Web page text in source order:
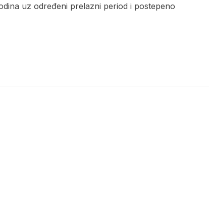
uz određeni prelazni period i postepeno